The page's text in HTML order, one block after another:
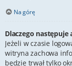
Na górę
Dlaczego
Jeżeli w czasie
witryna zachowa
będzie trwał tylko